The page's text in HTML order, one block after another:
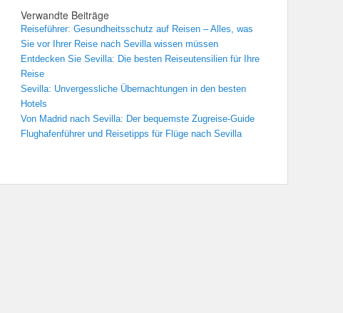
Verwandte Beiträge
Reiseführer: Gesundheitsschutz auf Reisen – Alles, was
Sie vor Ihrer Reise nach Sevilla wissen müssen
Entdecken Sie Sevilla: Die besten Reiseutensilien für Ihre
Reise
Sevilla: Unvergessliche Übernachtungen in den besten
Hotels
Von Madrid nach Sevilla: Der bequemste Zugreise-Guide
Flughafenführer und Reisetipps für Flüge nach Sevilla